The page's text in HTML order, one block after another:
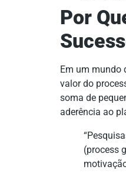
Por
Em um mundo
valor do
soma de
aderência ao
(process